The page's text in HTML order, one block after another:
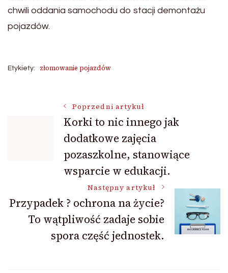
chwili oddania samochodu do stacji demontażu
pojazdów.
Etykiety: złomowanie pojazdów
Nawigacja
wpisu
Poprzedni artykuł
Korki to nic innego jak
dodatkowe zajęcia
pozaszkolne, stanowiące
wsparcie w edukacji.
Następny artykuł
Przypadek ? ochrona na życie?
To wątpliwość zadaje sobie
spora część jednostek.